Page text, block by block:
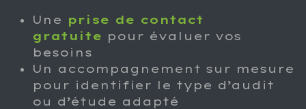
Une prise de contact
gratuite pour évaluer vos
besoins
Un accompagnement sur mesure
pour identifier le type d’audit
ou d’étude adapté